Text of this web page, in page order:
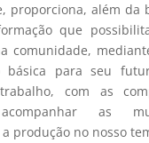
proporciona, além da
que
comunidade,
básica para seu
com as
as
produção no nosso